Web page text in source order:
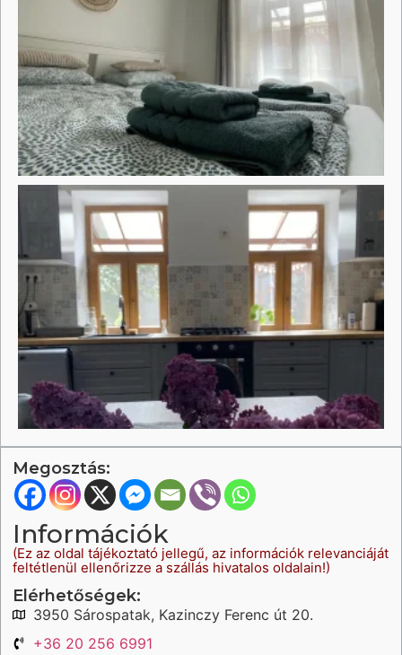
Megosztás:
Információk
(Ez az oldal tájékoztató jellegű, az információk relevanciáját
feltétlenül ellenőrizze a szállás hivatalos oldalain!)
Elérhetőségek:
3950 Sárospatak, Kazinczy Ferenc út 20.
+36 20 256 6991